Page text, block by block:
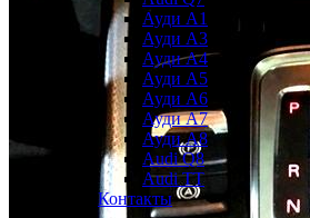
Ауди А1
Ауди А3
Ауди А4
Ауди A5
Ауди А6
Ауди А7
Ауди A8
Audi Q8
Audi TT
Контакты